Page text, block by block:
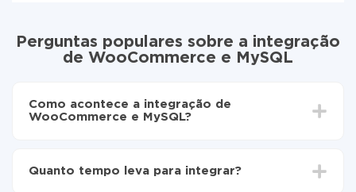
Perguntas populares sobre a integração
de WooCommerce e MySQL
Como acontece a integração de
WooCommerce e MySQL?
para MySQL
Quanto tempo leva para integrar?